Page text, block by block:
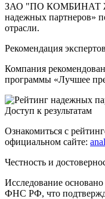
ЗАО "ПО КОМБИНАТ
надежных партнеров»
отрасли.
Рекомендация экспертов
Компания
программы «Лучшее
Доступ к результатам
Ознакомиться с
официальном сайте:
Честность и
Исследование
ФНС РФ, что